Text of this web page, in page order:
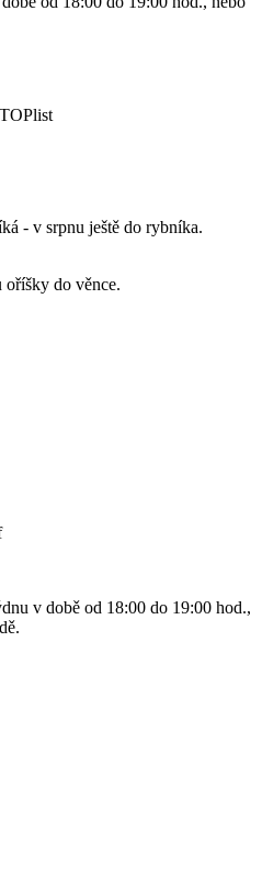
- v srpnu ještě do rybníka.
oříšky do věnce.
v době od 18:00 do 19:00 hod.,